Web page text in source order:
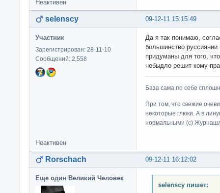
Неактивен
09-12-11 15:15:49
selenscy
Участник
Зарегистрирован: 28-11-10
Сообщений: 2,558
Да я так понимаю,
большинство
придуманы для того,
небыдло решит кому
База сама по себе
При том, что свежие
некоторые глюки. А в
нормальными (c)
Неактивен
09-12-11 16:12:02
Rorschach
Еще один Великий Человек
selenscy пишет: